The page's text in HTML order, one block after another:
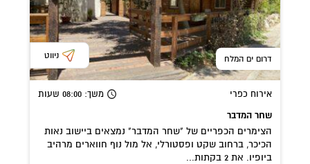
דרום ים המלח ניווט
אירוח כפרי משך: 08:00 שעות
שחר המדבר
הצימרים הכפריים של "שחר המדבר" נמצאים ביישוב נאות
הכיכר, ברחוב שקט ופסטורלי, אל מול נוף חווארים מרהיב
ביופיו. את 2 בקתות...